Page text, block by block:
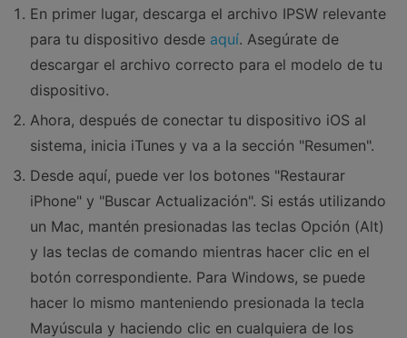
En primer lugar, descarga el archivo IPSW relevante
para tu dispositivo desde aquí. Asegúrate de
descargar el archivo correcto para el modelo de tu
dispositivo.
Ahora, después de conectar tu dispositivo iOS al
sistema, inicia iTunes y va a la sección "Resumen".
Desde aquí, puede ver los botones "Restaurar
iPhone" y "Buscar Actualización". Si estás utilizando
un Mac, mantén presionadas las teclas Opción (Alt)
y las teclas de comando mientras hacer clic en el
botón correspondiente. Para Windows, se puede
hacer lo mismo manteniendo presionada la tecla
Mayúscula y haciendo clic en cualquiera de los